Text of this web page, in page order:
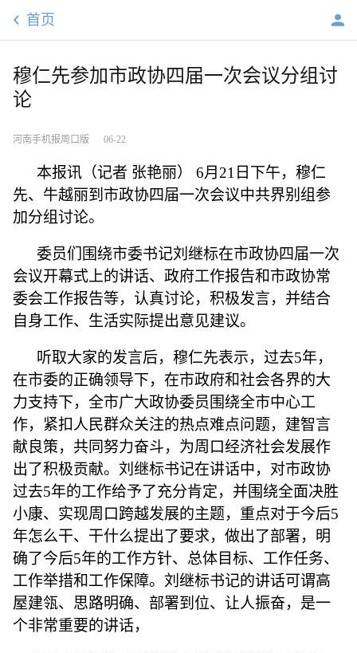
首页
穆仁先参加市政协四届一次会议分组讨
论
河南手机报周口版 06-22
本报讯（记者 张艳丽）
6月21日下午，穆仁
先、牛越丽到市政协四届一次会议中共界别组参
加分组讨论。
委员们围绕市委书记刘继标在市政协四届一次
会议开幕式上的讲话、政府工作报告和市政协常
委会工作报告等，认真讨论，积极发言，并结合
自身工作、生活实际提出意见建议。
听取大家的发言后，穆仁先表示，过去5年，
在市委的正确领导下，在市政府和社会各界的大
力支持下，全市广大政协委员围绕全市中心工
作，紧扣人民群众关注的热点难点问题，建智言
献良策，共同努力奋斗，为周口经济社会发展作
出了积极贡献。刘继标书记在讲话中，对市政协
过去5年的工作给予了充分肯定，并围绕全面决胜
小康、实现周口跨越发展的主题，重点对于今后5
年怎么干、干什么提出了要求，做出了部署，明
确了今后5年的工作方针、总体目标、工作任务、
工作举措和工作保障。刘继标书记的讲话可谓高
屋建瓴、思路明确、部署到位、让人振奋，是一
个非常重要的讲话，